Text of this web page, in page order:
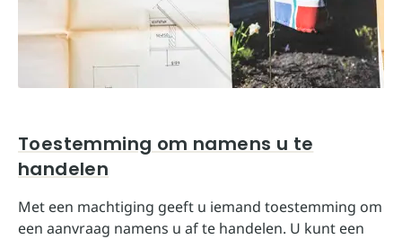
Toestemming om namens u te
handelen
Met een machtiging geeft u iemand toestemming om
een aanvraag namens u af te handelen. U kunt een